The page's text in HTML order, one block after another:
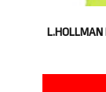
L.HOLLMAN